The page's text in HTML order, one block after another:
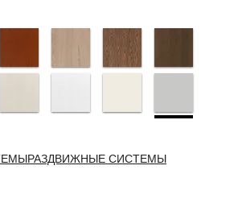
РАЗДВИЖНЫЕ СИСТЕМЫ